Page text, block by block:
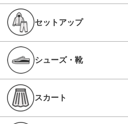
セットアップ
シューズ・靴
スカート